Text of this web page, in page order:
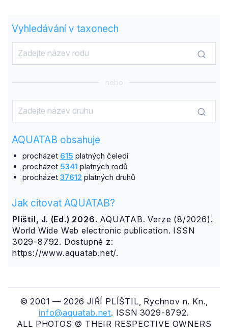
Vyhledávání v taxonech
nebo
AQUATAB obsahuje
procházet 615 platných čeledí
procházet 5341 platných rodů
procházet 37612 platných druhů
Jak citovat AQUATAB?
Plíštil, J. (Ed.) 2026. AQUATAB. Verze (8/2026).
World Wide Web electronic publication. ISSN
3029-8792. Dostupné z:
https://www.aquatab.net/.
© 2001 — 2026 JIŘÍ PLÍŠTIL, Rychnov n. Kn.,
info@aquatab.net. ISSN 3029-8792.
ALL PHOTOS © THEIR RESPECTIVE OWNERS